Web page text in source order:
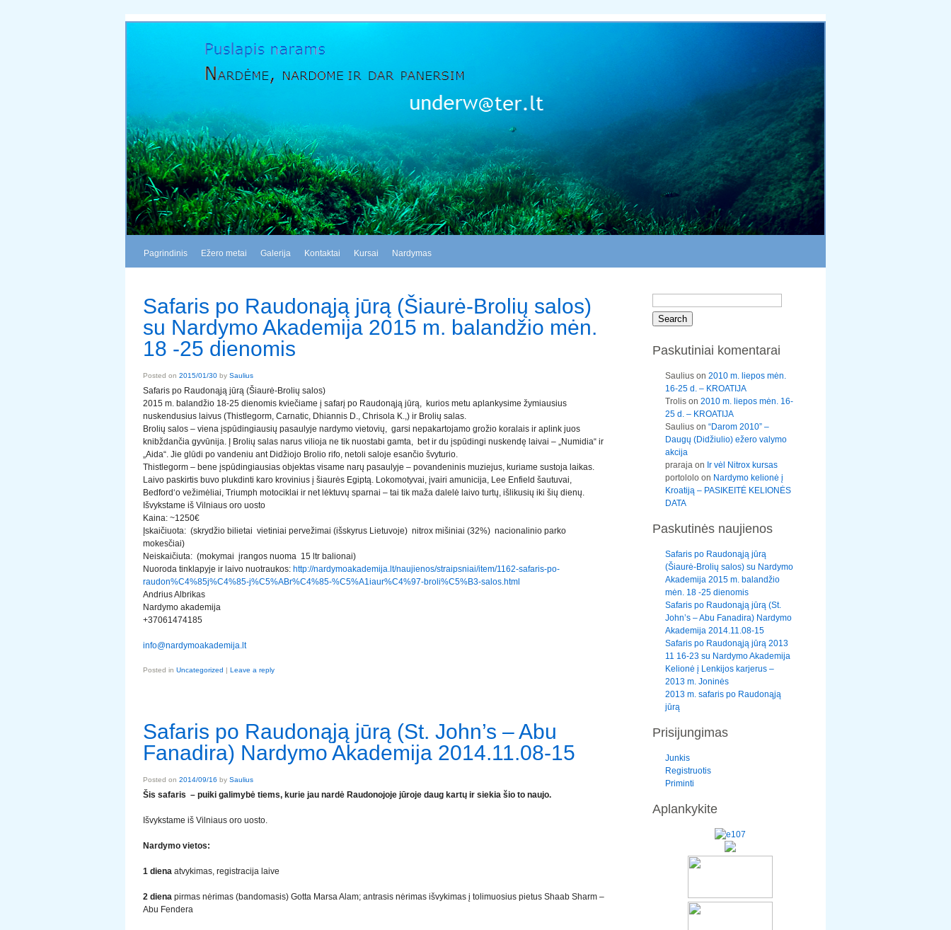
Pagrindinis Ežero metai Galerija Kontaktai Kursai Nardymas
Safaris po Raudonąją jūrą (Šiaurė-Brolių salos)
su Nardymo Akademija 2015 m. balandžio mėn.
18 -25 dienomis
Posted on 2015/01/30 by Saulius
Safaris po Raudonąją jūrą (Šiaurė-Brolių salos)
2015 m. balandžio 18-25 dienomis kviečiame į safarį po Raudonąją jūrą, kurios metu aplankysime žymiausius
nuskendusius laivus (Thistlegorm, Carnatic, Dhiannis D., Chrisola K.,) ir Brolių salas.
Brolių salos – viena įspūdingiausių pasaulyje nardymo vietovių, garsi nepakartojamo grožio koralais ir aplink juos
knibždančia gyvūnija. Į Brolių salas narus vilioja ne tik nuostabi gamta, bet ir du įspūdingi nuskendę laivai – „Numidia“ ir
„Aida“. Jie glūdi po vandeniu ant Didžiojo Brolio rifo, netoli saloje esančio švyturio.
Thistlegorm – bene įspūdingiausias objektas visame narų pasaulyje – povandeninis muziejus, kuriame sustoja laikas.
Laivo paskirtis buvo plukdinti karo krovinius į šiaurės Egiptą. Lokomotyvai, įvairi amunicija, Lee Enfield šautuvai,
Bedford‘o vežimėliai, Triumph motociklai ir net lėktuvų sparnai – tai tik maža dalelė laivo turtų, išlikusių iki šių dienų.
Išvykstame iš Vilniaus oro uosto
Kaina: ~1250€
Įskaičiuota: (skrydžio bilietai vietiniai pervežimai (išskyrus Lietuvoje) nitrox mišiniai (32%) nacionalinio parko
mokesčiai)
Neiskaičiuta: (mokymai įrangos nuoma 15 ltr balionai)
Nuoroda tinklapyje ir laivo nuotraukos: http://nardymoakademija.lt/naujienos/straipsniai/item/1162-safaris-po-
raudon%C4%85j%C4%85-j%C5%ABr%C4%85-%C5%A1iaur%C4%97-broli%C5%B3-salos.html
Andrius Albrikas
Nardymo akademija
+37061474185
info@nardymoakademija.lt
Posted in Uncategorized | Leave a reply
Safaris po Raudonąją jūrą (St. John’s – Abu
Fanadira) Nardymo Akademija 2014.11.08-15
Posted on 2014/09/16 by Saulius
Šis safaris – puiki galimybė tiems, kurie jau nardė Raudonojoje jūroje daug kartų ir siekia šio to naujo.
Išvykstame iš Vilniaus oro uosto.
Nardymo vietos:
1 diena atvykimas, registracija laive
2 diena pirmas nėrimas (bandomasis) Gotta Marsa Alam; antrasis nėrimas išvykimas į tolimuosius pietus Shaab Sharm –
Abu Fendera
Paskutiniai komentarai
Saulius on 2010 m. liepos mėn.
16-25 d. – KROATIJA
Trolis on 2010 m. liepos mėn. 16-
25 d. – KROATIJA
Saulius on “Darom 2010” –
Daugų (Didžiulio) ežero valymo
akcija
praraja on Ir vėl Nitrox kursas
portololo on Nardymo kelionė į
Kroatiją – PASIKEITĖ KELIONĖS
DATA
Paskutinės naujienos
Safaris po Raudonąją jūrą
(Šiaurė-Brolių salos) su Nardymo
Akademija 2015 m. balandžio
mėn. 18 -25 dienomis
Safaris po Raudonąją jūrą (St.
John’s – Abu Fanadira) Nardymo
Akademija 2014.11.08-15
Safaris po Raudonąją jūrą 2013
11 16-23 su Nardymo Akademija
Kelionė į Lenkijos karjerus –
2013 m. Joninės
2013 m. safaris po Raudonąją
jūrą
Prisijungimas
Junkis
Registruotis
Priminti
Aplankykite